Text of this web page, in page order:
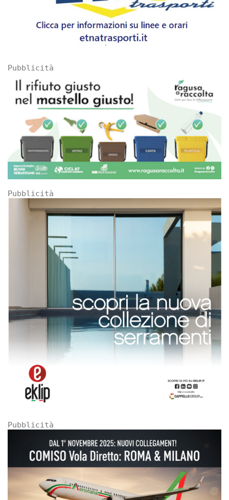
Pubblicità
Pubblicità
Pubblicità